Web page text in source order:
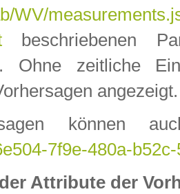
WV/
beschriebenen
Ohne zeitliche
angezeigt.
können
7f9e-480a-
Attribute der